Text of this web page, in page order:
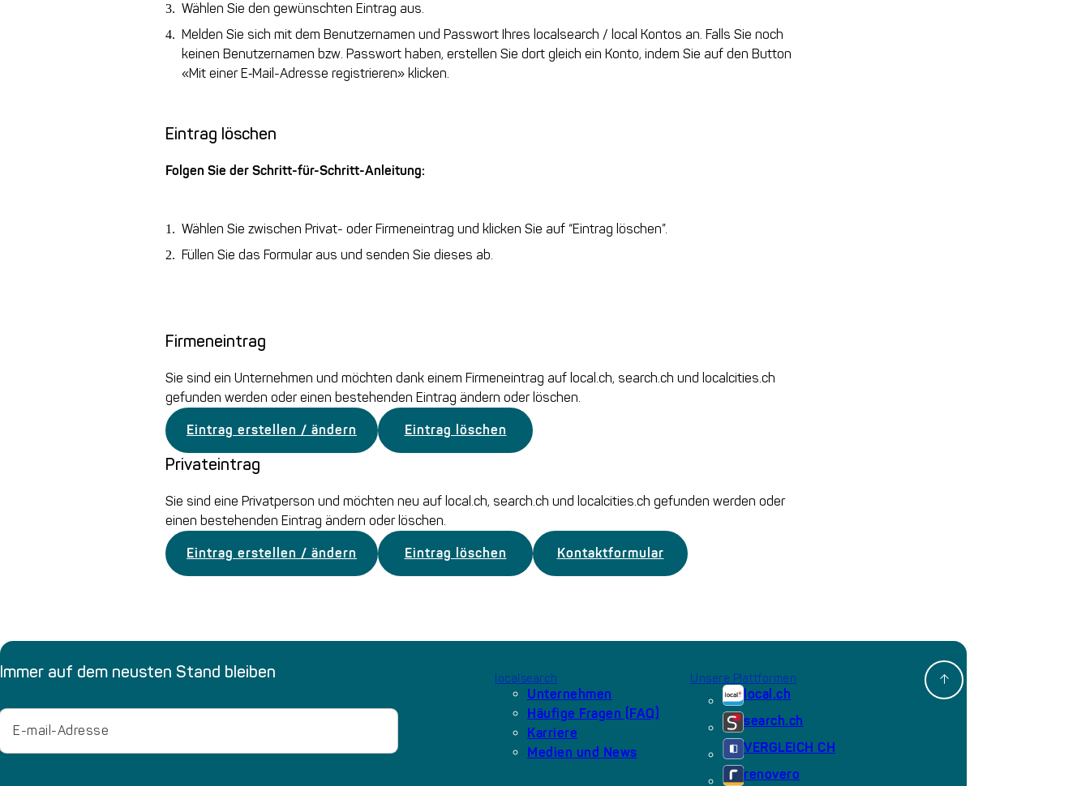
Wählen Sie den gewünschten Eintrag aus.
Melden Sie sich mit dem Benutzernamen und Passwort Ihres localsearch / local Kontos an. Falls Sie noch
keinen Benutzernamen bzw. Passwort haben, erstellen Sie dort gleich ein Konto, indem Sie auf den Button
«Mit einer E‑Mail-Adresse registrieren» klicken.
Eintrag löschen
Folgen Sie der Schritt-für-Schritt-Anleitung:
Wählen Sie zwischen Privat- oder Firmeneintrag und klicken Sie auf “Eintrag löschen”.
Füllen Sie das Formular aus und senden Sie dieses ab.
Firmeneintrag
Sie sind ein Unternehmen und möchten dank einem Firmeneintrag auf local.ch, search.ch und localcities.ch
gefunden werden oder einen bestehenden Eintrag ändern oder löschen.
Eintrag erstellen / ändern Eintrag löschen
Privateintrag
Sie sind eine Privatperson und möchten neu auf local.ch, search.ch und localcities.ch gefunden werden oder
einen bestehenden Eintrag ändern oder löschen.
Eintrag erstellen / ändern Eintrag löschen Kontaktformular
Immer auf dem neusten Stand bleiben
Email
localsearch
Unternehmen
Häufige Fragen (FAQ)
Karriere
Medien und News
Unsere Plattformen
local.ch
search.ch
VERGLEICH CH
renovero